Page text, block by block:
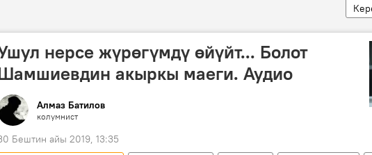
нерсе жүрөгүмдү өйүйт... Болот
акыркы маеги. Аудио
Алмаз Батилов
колумнист
Бештин айы 2019, 13:35